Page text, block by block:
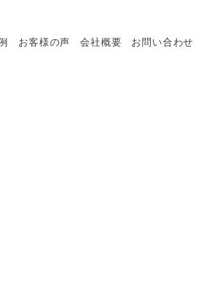
お客様の声 会社概要 お問い合わせ